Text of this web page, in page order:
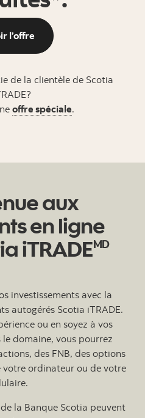
l’offre
de la clientèle de Scotia
offre spéciale.
aux
en ligne
iTRADEMD
investissements avec la
autogérés Scotia iTRADE.
ou en soyez à vos
domaine, vous pourrez
des FNB, des options
ordinateur ou de votre
la Banque Scotia peuvent